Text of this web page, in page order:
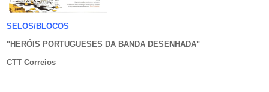
SELOS/BLOCOS
"HERÓIS PORTUGUESES DA BANDA DESENHADA"
CTT Correios